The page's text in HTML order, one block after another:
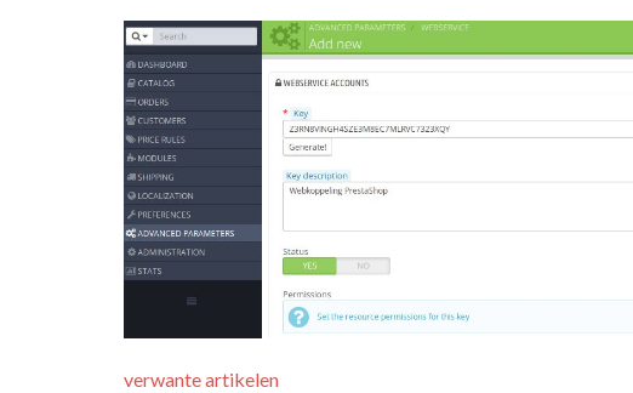
verwante artikelen